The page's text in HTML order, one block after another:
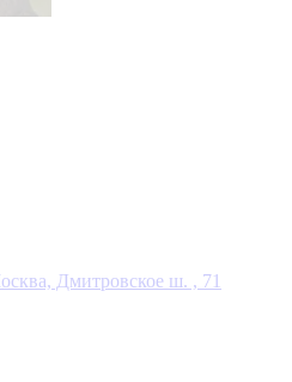
Дмитровское ш. , 71